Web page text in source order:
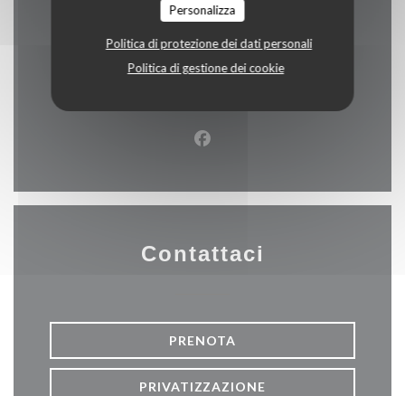
Personalizza
Politica di protezione dei dati personali
Politica di gestione dei cookie
2 rue alphonse callais 76480 jumieges
Facebook ((apre una nuova
Contattaci
PRENOTA
PRIVATIZZAZIONE